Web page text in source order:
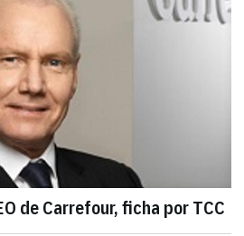
de Carrefour, ficha por TCC